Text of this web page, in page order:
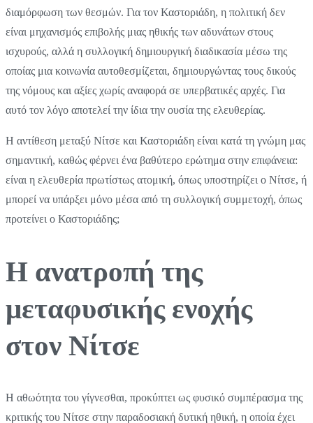
διαμόρφωση των θεσμών. Για τον Καστοριάδη, η πολιτική δεν
είναι μηχανισμός επιβολής μιας ηθικής των αδυνάτων στους
ισχυρούς, αλλά η συλλογική δημιουργική διαδικασία μέσω της
οποίας μια κοινωνία αυτοθεσμίζεται, δημιουργώντας τους δικούς
της νόμους και αξίες χωρίς αναφορά σε υπερβατικές αρχές. Για
αυτό τον λόγο αποτελεί την ίδια την ουσία της ελευθερίας.
Η αντίθεση μεταξύ Νίτσε και Καστοριάδη είναι κατά τη γνώμη μας
σημαντική, καθώς φέρνει ένα βαθύτερο ερώτημα στην επιφάνεια:
είναι η ελευθερία πρωτίστως ατομική, όπως υποστηρίζει ο Νίτσε, ή
μπορεί να υπάρξει μόνο μέσα από τη συλλογική συμμετοχή, όπως
προτείνει ο Καστοριάδης;
Η ανατροπή της
μεταφυσικής ενοχής
στον Νίτσε
Η αθωότητα του γίγνεσθαι, προκύπτει ως φυσικό συμπέρασμα της
κριτικής του Νίτσε στην παραδοσιακή δυτική ηθική, η οποία έχει